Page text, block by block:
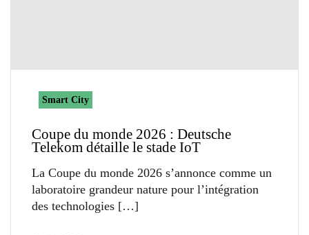
Smart City
Coupe du monde 2026 : Deutsche
Telekom détaille le stade IoT
La Coupe du monde 2026 s’annonce comme un
laboratoire grandeur nature pour l’intégration
des technologies